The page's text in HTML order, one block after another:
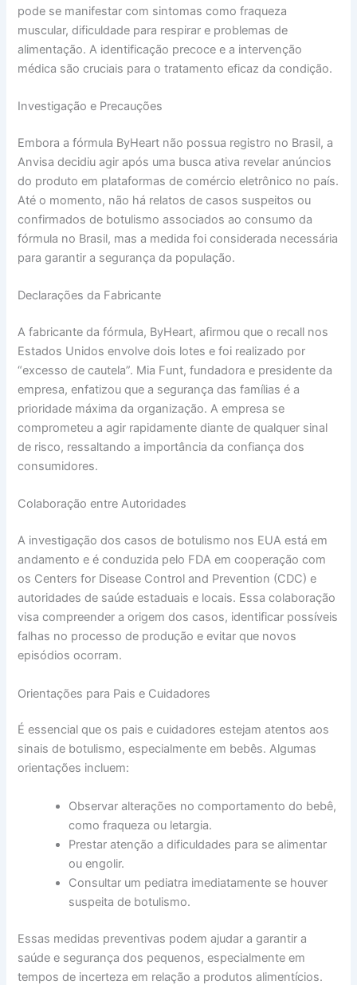
pode se manifestar com sintomas como fraqueza
muscular, dificuldade para respirar e problemas de
alimentação. A identificação precoce e a intervenção
médica são cruciais para o tratamento eficaz da condição.
Investigação e Precauções
Embora a fórmula ByHeart não possua registro no Brasil, a
Anvisa decidiu agir após uma busca ativa revelar anúncios
do produto em plataformas de comércio eletrônico no país.
Até o momento, não há relatos de casos suspeitos ou
confirmados de botulismo associados ao consumo da
fórmula no Brasil, mas a medida foi considerada necessária
para garantir a segurança da população.
Declarações da Fabricante
A fabricante da fórmula, ByHeart, afirmou que o recall nos
Estados Unidos envolve dois lotes e foi realizado por
“excesso de cautela”. Mia Funt, fundadora e presidente da
empresa, enfatizou que a segurança das famílias é a
prioridade máxima da organização. A empresa se
comprometeu a agir rapidamente diante de qualquer sinal
de risco, ressaltando a importância da confiança dos
consumidores.
Colaboração entre Autoridades
A investigação dos casos de botulismo nos EUA está em
andamento e é conduzida pelo FDA em cooperação com
os Centers for Disease Control and Prevention (CDC) e
autoridades de saúde estaduais e locais. Essa colaboração
visa compreender a origem dos casos, identificar possíveis
falhas no processo de produção e evitar que novos
episódios ocorram.
Orientações para Pais e Cuidadores
É essencial que os pais e cuidadores estejam atentos aos
sinais de botulismo, especialmente em bebês. Algumas
orientações incluem:
Observar alterações no comportamento do bebê,
como fraqueza ou letargia.
Prestar atenção a dificuldades para se alimentar
ou engolir.
Consultar um pediatra imediatamente se houver
suspeita de botulismo.
Essas medidas preventivas podem ajudar a garantir a
saúde e segurança dos pequenos, especialmente em
tempos de incerteza em relação a produtos alimentícios.